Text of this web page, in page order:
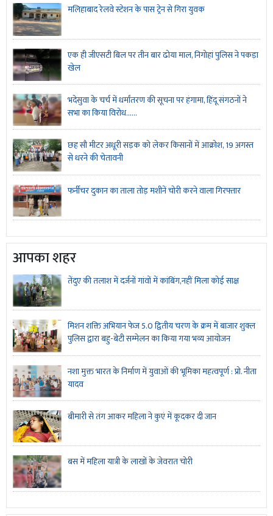
मलिहाबाद रेलवे स्टेशन के पास ट्रेन से गिरा युवक
एक ही जीएसटी बिल पर तीन बार ढोया माल, निगोहां पुलिस ने पकड़ा
खेल
भदेसुवा के चर्च में धर्मांतरण की सूचना पर हंगामा, हिंदू संगठनों ने
सभा का किया विरोध......
छह सौ मीटर अधूरी सड़क को लेकर किसानों में आक्रोश, 19 अगस्त
से धरने की चेतावनी
फर्नीचर दुकान का ताला तोड़ मशीनें चोरी करने वाला गिरफ्तार
आपका शहर
तेंदुए की तलाश में दर्जनों गांवों में कांबिंग,नहीं मिला कोई साक्ष
मिशन शक्ति अभियान फेज 5.0 द्वितीय चरण के क्रम में बाजार शुक्ल
पुलिस द्वारा बहु-बेटी सम्मेलन का किया गया भव्य आयोजन
नशा मुक्त भारत के निर्माण में युवाओं की भूमिका महत्वपूर्ण : प्रो. नीता
यादव
बीमारी से तंग आकर महिला ने कुएं में कूदकर दी जान
बस में महिला यात्री के लाखों के जेवरात चोरी